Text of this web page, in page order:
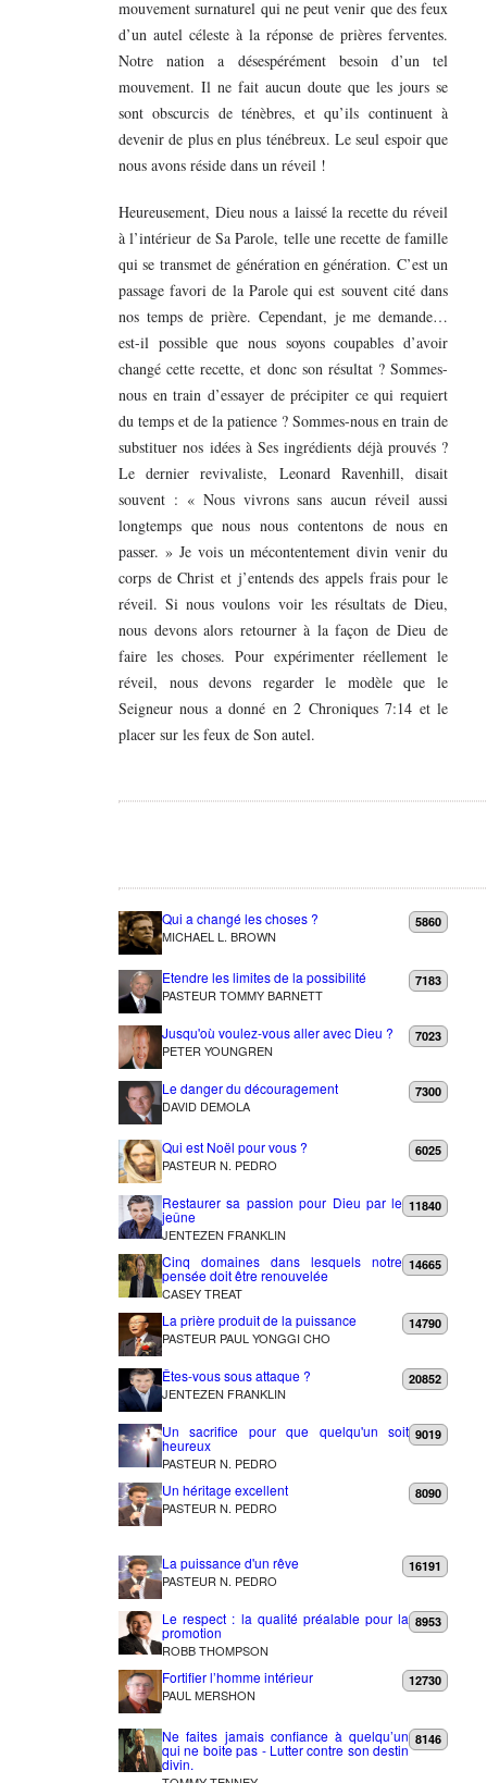
mouvement surnaturel qui ne peut venir que des feux
d’un autel céleste à la réponse de prières ferventes.
Notre nation a désespérément besoin d’un tel
mouvement. Il ne fait aucun doute que les jours se
sont obscurcis de ténèbres, et qu’ils continuent à
devenir de plus en plus ténébreux. Le seul espoir que
nous avons réside dans un réveil !
Heureusement, Dieu nous a laissé la recette du réveil
à l’intérieur de Sa Parole, telle une recette de famille
qui se transmet de génération en génération. C’est un
passage favori de la Parole qui est souvent cité dans
nos temps de prière. Cependant, je me demande…
est-il possible que nous soyons coupables d’avoir
changé cette recette, et donc son résultat ? Sommes-
nous en train d’essayer de précipiter ce qui requiert
du temps et de la patience ? Sommes-nous en train de
substituer nos idées à Ses ingrédients déjà prouvés ?
Le dernier revivaliste, Leonard Ravenhill, disait
souvent : « Nous vivrons sans aucun réveil aussi
longtemps que nous nous contentons de nous en
passer. » Je vois un mécontentement divin venir du
corps de Christ et j’entends des appels frais pour le
réveil. Si nous voulons voir les résultats de Dieu,
nous devons alors retourner à la façon de Dieu de
faire les choses. Pour expérimenter réellement le
réveil, nous devons regarder le modèle que le
Seigneur nous a donné en 2 Chroniques 7:14 et le
placer sur les feux de Son autel.
Qui a changé les choses ?
MICHAEL L. BROWN
5860
Etendre les limites de la possibilité
PASTEUR TOMMY BARNETT
7183
Jusqu'où voulez-vous aller avec Dieu ?
PETER YOUNGREN
7023
Le danger du découragement
DAVID DEMOLA
7300
Qui est Noël pour vous ?
PASTEUR N. PEDRO
6025
Restaurer sa passion pour Dieu par le
jeûne
JENTEZEN FRANKLIN
11840
Cinq domaines dans lesquels notre
pensée doit être renouvelée
CASEY TREAT
14665
La prière produit de la puissance
PASTEUR PAUL YONGGI CHO
14790
Êtes-vous sous attaque ?
JENTEZEN FRANKLIN
20852
Un sacrifice pour que quelqu'un soit
heureux
PASTEUR N. PEDRO
9019
Un héritage excellent
PASTEUR N. PEDRO
8090
La puissance d'un rêve
PASTEUR N. PEDRO
16191
Le respect : la qualité préalable pour la
promotion
ROBB THOMPSON
8953
Fortifier l’homme intérieur
PAUL MERSHON
12730
Ne faites jamais confiance à quelqu’un
qui ne boite pas - Lutter contre son destin
divin.
8146